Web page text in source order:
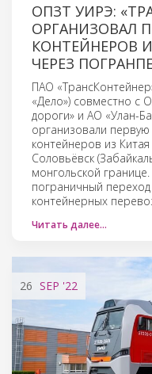
ОПЗТ УИРЭ:
ОРГАНИЗОВАЛ
КОНТЕЙНЕРОВ
ЧЕРЕЗ
ПАО
«Дело») совместно с
дороги» и АО «Улан-
организовали
контейнеров из
Соловьёвск
монгольской
пограничный
контейнерных
Читать далее…
26 SEP '22